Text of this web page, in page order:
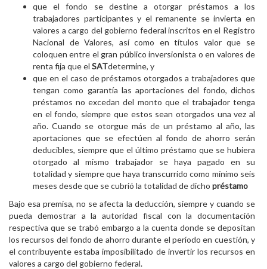
que el fondo se destine a otorgar préstamos a los
trabajadores participantes y el remanente se invierta en
valores a cargo del gobierno federal inscritos en el Registro
Nacional de Valores, así como en títulos valor que se
coloquen entre el gran público inversionista o en valores de
renta fija que el SATdetermine, y
que en el caso de préstamos otorgados a trabajadores que
tengan como garantía las aportaciones del fondo, dichos
préstamos no excedan del monto que el trabajador tenga
en el fondo, siempre que estos sean otorgados una vez al
año. Cuando se otorgue más de un préstamo al año, las
aportaciones que se efectúen al fondo de ahorro serán
deducibles, siempre que el último préstamo que se hubiera
otorgado al mismo trabajador se haya pagado en su
totalidad y siempre que haya transcurrido como mínimo seis
meses desde que se cubrió la totalidad de dicho préstamo
Bajo esa premisa, no se afecta la deducción, siempre y cuando se
pueda demostrar a la autoridad fiscal con la documentación
respectiva que se trabó embargo a la cuenta donde se depositan
los recursos del fondo de ahorro durante el período en cuestión, y
el contribuyente estaba imposibilitado de invertir los recursos en
valores a cargo del gobierno federal.